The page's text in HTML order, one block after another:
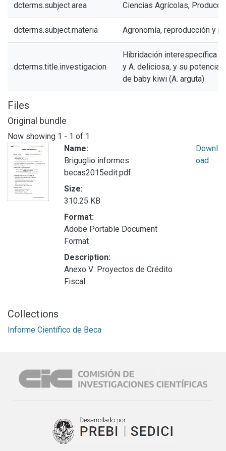
dcterms.subject.area Ciencias Agrícolas,
dcterms.subject.materia Agronomía, reproducción y
dcterms.title.investigacion
Hibridación interespecífica
y A. deliciosa, y su potencial
de baby kiwi (A. arguta)
Files
Original bundle
Now showing 1 - 1 of 1
Name:
Briguglio informes
becas2015edit.pdf
Size:
310.25 KB
Format:
Adobe Portable Document
Format
Description:
Anexo V: Proyectos de Crédito
Fiscal
Downl
oad
Collections
Informe Científico de Beca